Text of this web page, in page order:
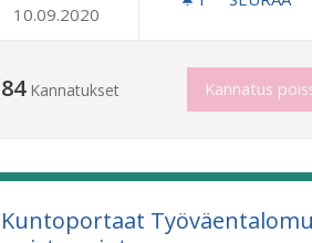
10.09.2020 ASKEL
84 Kannatukset Kannatus
Kuntoportaat